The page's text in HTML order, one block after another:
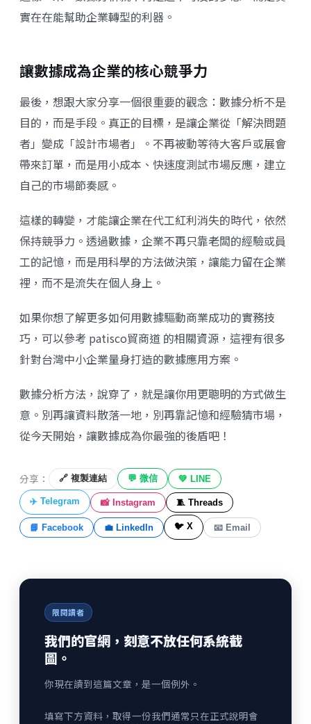
實在在能幫助企業轉型的利器。
讓數據成為企業的核心競爭力
最後，想跟大家分享一個很重要的觀念：數據分析不是
目的，而是手段。真正的目標，是讓企業從「解決問題
者」變成「設計市場者」。不再被動等待大客戶或展會
帶來訂單，而是用小成本、快速度測試市場反應，建立
自己的市場節奏感。
這樣的轉變，才能讓企業在代工紅利消失的時代，依然
保持競爭力。透過數據，企業不再只靠老闆的經驗或員
工的記憶，而是用科學的方法做決策，讓能力留在企業
裡，而不是流失在個人身上。
如果你想了解更多如何用數據驅動商業成功的實務技
巧，可以參考 patisco貿商道 的相關資源，這裡有很多
針對台灣中小企業量身打造的數據應用方案。
數據分析方法，說穿了，就是讓你用更聰明的方式做生
意。別再讓資料散落一地，別再靠記憶和經驗猜市場，
從今天開始，讓數據成為你最強的後盾吧！
分享： 🔗 複製連結 💬 微信 💚 LINE
✈️ Telegram 📸 Instagram 🧵 Threads
📘 Facebook 💼 LinkedIn 🐦 X 📧 Email
限閱讀者
我們的官網，刻意不放任何系統截
圖。
你現在讀到這篇文章，是一個例外。
填寫下方資料，取得一份我們通常只在正式說明會